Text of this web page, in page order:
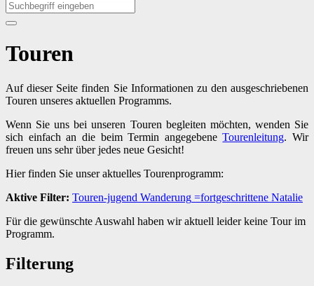
Touren
Auf dieser Seite finden Sie Informationen zu den ausgeschriebenen
Touren unseres aktuellen Programms.
Wenn Sie uns bei unseren Touren begleiten möchten, wenden Sie
sich einfach an die beim Termin angegebeneTourenleitung. Wir
freuen uns sehr über jedes neue Gesicht!
Hier finden Sie unser aktuelles Tourenprogramm:
Aktive Filter: Touren-jugend Wanderung =fortgeschrittene Natalie
Für die gewünschte Auswahl haben wir aktuell leider keine Tour im
Programm.
Filterung